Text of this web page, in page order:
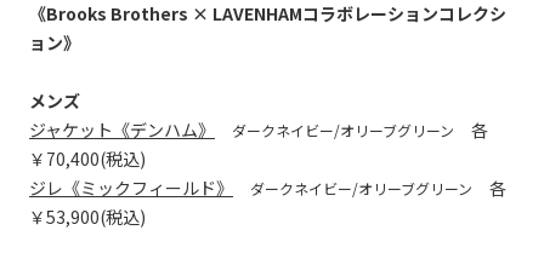
《Brooks Brothers × LAVENHAMコラボレーションコレクシ
ョン》
メンズ
ジャケット《デンハム》
ダークネイビー/オリーブグリーン
各
￥70,400(税込)
ジレ《ミックフィールド》
ダークネイビー/オリーブグリーン
各
￥53,900(税込)